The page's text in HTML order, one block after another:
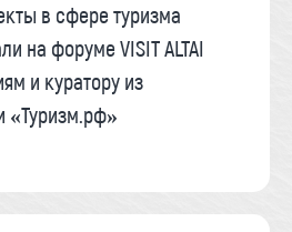
в сфере туризма
на форуме VISIT ALTAI
и куратору из
«Туризм.рф»